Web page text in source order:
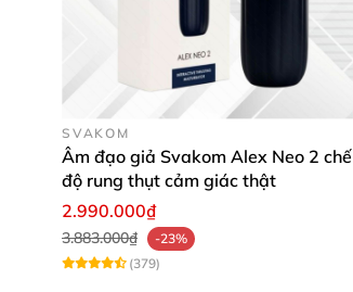
SVAKOM
Âm đạo giả Svakom Alex Neo 2 chế
độ rung thụt cảm giác thật
2.990.000₫
3.883.000₫
-23%
(379)